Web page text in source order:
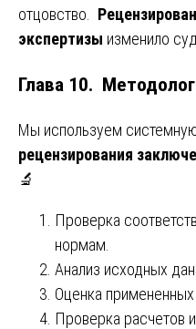
отцовство.
экспертизы изменило
Глава 10.
Мы используем
рецензирования
🔬
Проверка
нормам.
Анализ исходных
Оценка примененных
Проверка расчетов